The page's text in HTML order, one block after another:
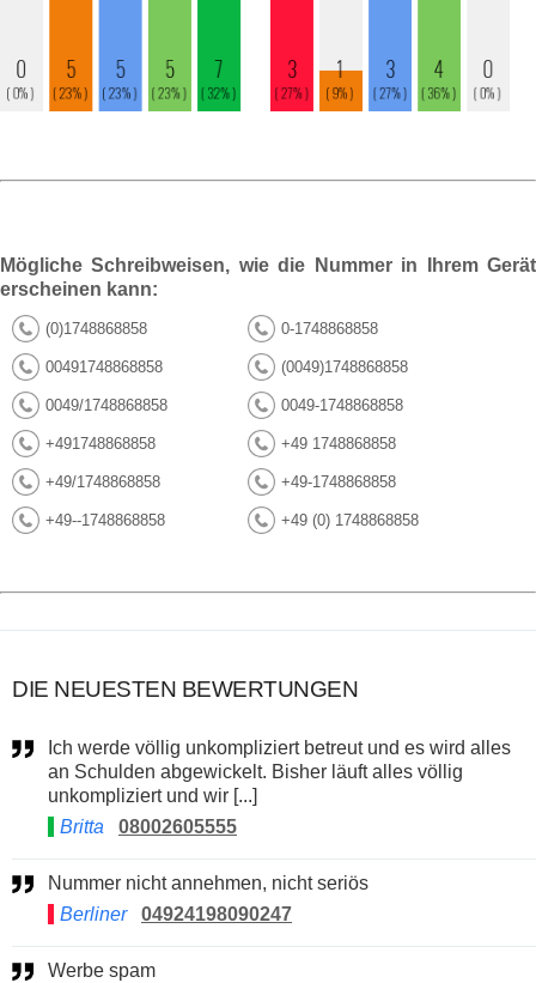
Mögliche Schreibweisen, wie die Nummer in Ihrem Gerät
erscheinen kann:
(0)1748868858 0-1748868858
00491748868858 (0049)1748868858
0049/1748868858 0049-1748868858
+491748868858 +49 1748868858
+49/1748868858 +49-1748868858
+49--1748868858 +49 (0) 1748868858
DIE NEUESTEN BEWERTUNGEN
an Schulden abgewickelt. Bisher läuft alles völlig
unkompliziert und wir [...]
Britta
08002605555
Nummer nicht annehmen, nicht seriös
Berliner
04924198090247
Werbe spam